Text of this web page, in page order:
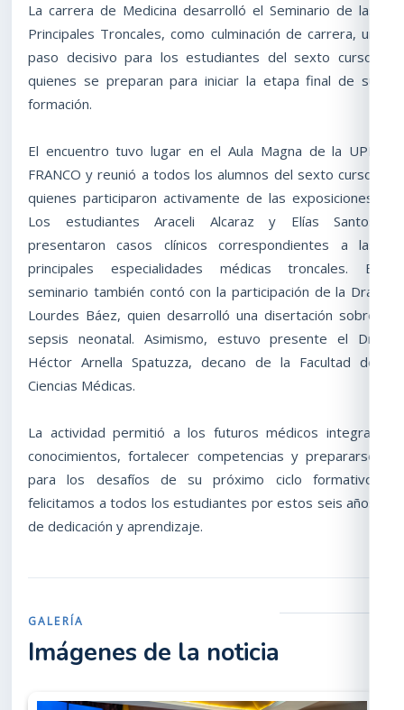
La carrera de Medicina desarrolló el Seminario de las
Principales Troncales, como culminación de carrera, un
paso decisivo para los estudiantes del sexto curso,
quienes se preparan para iniciar la etapa final de su
formación.
El encuentro tuvo lugar en el Aula Magna de la UPE
FRANCO y reunió a todos los alumnos del sexto curso,
quienes participaron activamente de las exposiciones.
Los estudiantes Araceli Alcaraz y Elías Santos
presentaron casos clínicos correspondientes a las
principales especialidades médicas troncales. El
seminario también contó con la participación de la Dra.
Lourdes Báez, quien desarrolló una disertación sobre
sepsis neonatal. Asimismo, estuvo presente el Dr.
Héctor Arnella Spatuzza, decano de la Facultad de
Ciencias Médicas.
La actividad permitió a los futuros médicos integrar
conocimientos, fortalecer competencias y prepararse
para los desafíos de su próximo ciclo formativo.
felicitamos a todos los estudiantes por estos seis años
de dedicación y aprendizaje.
GALERÍA
Imágenes de la noticia